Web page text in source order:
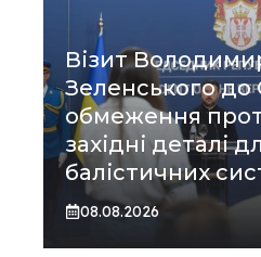
Візит
Зеленського до
обмеження
західні деталі
балістичних
08.08.2026